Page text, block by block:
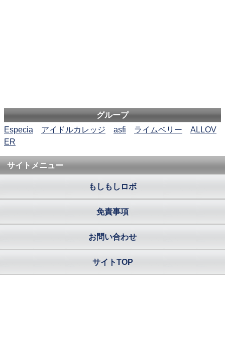
グループ
Especia
アイドルカレッジ asfi ライムベリー
ALLOV
ER
サイトメニュー
もしもしロボ
免責事項
お問い合わせ
サイトTOP